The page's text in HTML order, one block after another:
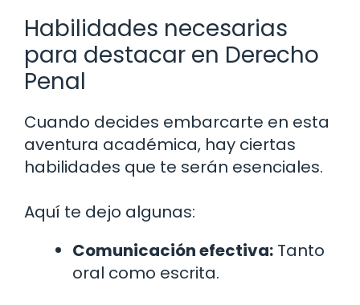
Habilidades necesarias
para destacar en Derecho
Penal
Cuando decides embarcarte en esta
aventura académica, hay ciertas
habilidades que te serán esenciales.
Aquí te dejo algunas:
Comunicación efectiva: Tanto
oral como escrita.